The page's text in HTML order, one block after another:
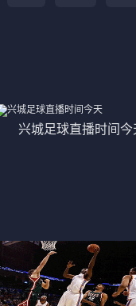
兴城足球直播时间今